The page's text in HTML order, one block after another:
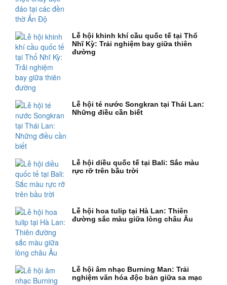
Lễ hội khinh khí cầu quốc tế tại Thổ
Nhĩ Kỳ: Trải nghiệm bay giữa thiên
đường
Lễ hội té nước Songkran tại Thái Lan:
Những điều cần biết
Lễ hội diều quốc tế tại Bali: Sắc màu
rực rỡ trên bầu trời
Lễ hội hoa tulip tại Hà Lan: Thiên
đường sắc màu giữa lòng châu Âu
Lễ hội âm nhạc Burning Man: Trải
nghiệm văn hóa độc bản giữa sa mạc